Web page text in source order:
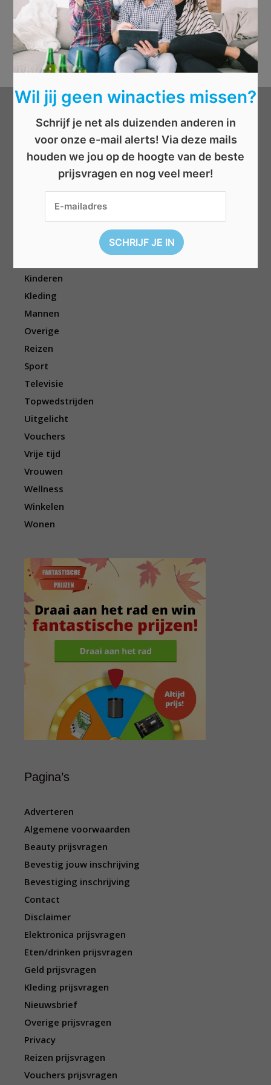
Categorieën
Beauty
Cadeau
Elektronica
Kinderen
Kleding
Mannen
Overige
Reizen
Sport
Televisie
Topwedstrijden
Uitgelicht
Vouchers
Vrije tijd
Vrouwen
Wellness
Winkelen
Wonen
Pagina’s
Adverteren
Algemene voorwaarden
Beauty prijsvragen
Bevestig jouw inschrijving
Bevestiging inschrijving
Contact
Disclaimer
Elektronica prijsvragen
Eten/drinken prijsvragen
Geld prijsvragen
Kleding prijsvragen
Nieuwsbrief
Overige prijsvragen
Privacy
Reizen prijsvragen
Vouchers prijsvragen
Wil jij geen winacties missen?
Schrijf je net als duizenden anderen in
voor onze e-mail alerts! Via deze mails
houden we jou op de hoogte van de beste
prijsvragen en nog veel meer!